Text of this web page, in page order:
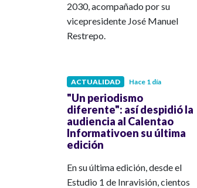
2030, acompañado por su
vicepresidente José Manuel
Restrepo.
ACTUALIDAD Hace 1 día
"Un periodismo
diferente": así despidió la
audiencia al Calentao
Informativoen su última
edición
En su última edición, desde el
Estudio 1 de Inravisión, cientos